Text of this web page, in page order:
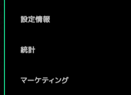
設定情報
統計
マーケティング